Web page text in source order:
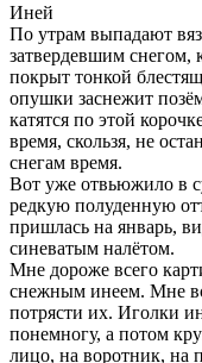
Иней
По утрам выпадают
затвердевшим снегом,
покрыт тонкой
опушки заснежит
катятся по этой
время, скользя, не
снегам время.
Вот уже отвьюжило в
редкую полуденную
пришлась на январь,
синеватым налётом.
Мне дороже всего
снежным инеем. Мне
потрясти их. Иголки
понемногу, а потом
лицо, на воротник, на